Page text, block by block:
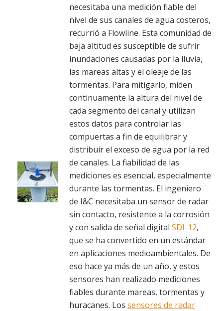
necesitaba una medición fiable del
nivel de sus canales de agua costeros,
recurrió a Flowline. Esta comunidad de
baja altitud es susceptible de sufrir
inundaciones causadas por la lluvia,
las mareas altas y el oleaje de las
tormentas. Para mitigarlo, miden
continuamente la altura del nivel de
cada segmento del canal y utilizan
estos datos para controlar las
compuertas a fin de equilibrar y
distribuir el exceso de agua por la red
de canales. La fiabilidad de las
mediciones es esencial, especialmente
durante las tormentas. El ingeniero
de I&C necesitaba un sensor de radar
sin contacto, resistente a la corrosión
y con salida de señal digital SDI-12,
que se ha convertido en un estándar
en aplicaciones medioambientales. De
eso hace ya más de un año, y estos
sensores han realizado mediciones
fiables durante mareas, tormentas y
huracanes. Los sensores de radar